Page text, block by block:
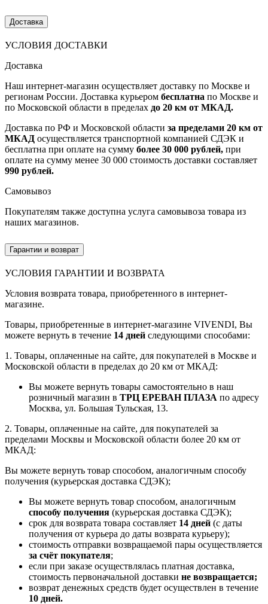
Доставка
УСЛОВИЯ ДОСТАВКИ
Доставка
Наш интернет-магазин осуществляет доставку по Москве и
регионам России. Доставка курьером бесплатна по Москве и
по Московской области в пределах до 20 км от МКАД.
Доставка по РФ и Московской области за пределами 20 км от
МКАД осуществляется транспортной компанией СДЭК и
бесплатна при оплате на сумму более 30 000 рублей, при
оплате на сумму менее 30 000 стоимость доставки составляет
990 рублей.
Самовывоз
Покупателям также доступна услуга самовывоза товара из
наших магазинов.
Гарантии и возврат
УСЛОВИЯ ГАРАНТИИ И ВОЗВРАТА
Условия возврата товара, приобретенного в интернет-
магазине.
Товары, приобретенные в интернет-магазине VIVENDI, Вы
можете вернуть в течение 14 дней следующими способами:
1. Товары, оплаченные на сайте, для покупателей в Москве и
Московской области в пределах до 20 км от МКАД:
Вы можете вернуть товары самостоятельно в наш
розничный магазин в ТРЦ ЕРЕВАН ПЛАЗА по адресу
Москва, ул. Большая Тульская, 13.
2. Товары, оплаченные на сайте, для покупателей за
пределами Москвы и Московской области более 20 км от
МКАД:
Вы можете вернуть товар способом, аналогичным способу
получения (курьерская доставка СДЭК);
Вы можете вернуть товар способом, аналогичным
способу получения (курьерская доставка СДЭК);
срок для возврата товара составляет 14 дней (с даты
получения от курьера до даты возврата курьеру);
стоимость отправки возвращаемой пары осуществляется
за счёт покупателя;
если при заказе осуществлялась платная доставка,
стоимость первоначальной доставки не возвращается;
возврат денежных средств будет осуществлен в течение
10 дней.